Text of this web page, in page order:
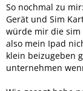
So nochmal zu
Gerät und Sim
würde mir die sim
also mein Ipad
klein beizugeben
unternehmen